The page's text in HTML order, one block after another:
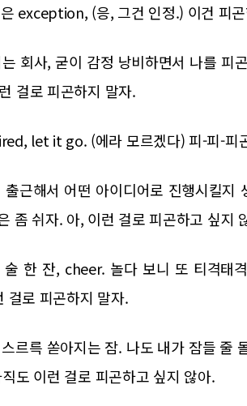
exception, (응, 그건 인정.) 이건 피
회사, 굳이 감정 낭비하면서 나를 피
걸로 피곤하지 말자.
let it go. (에라 모르겠다) 피-피-피
근해서 어떤 아이디어로 진행시킬
좀 쉬자. 아, 이런 걸로 피곤하고 싶지
술 한 잔, cheer. 놀다 보니 또 티격태
걸로 피곤하지 말자.
르륵 쏟아지는 잠. 나도 내가 잠들 줄
도 이런 걸로 피곤하고 싶지 않아.